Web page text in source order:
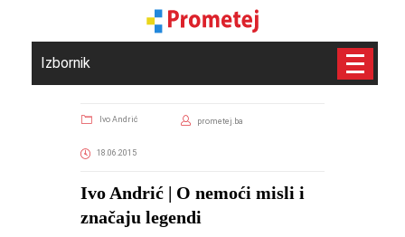
Izbornik
Ivo Andrić prometej.ba
18.06.2015
Ivo Andrić | O nemoći misli i
značaju legendi